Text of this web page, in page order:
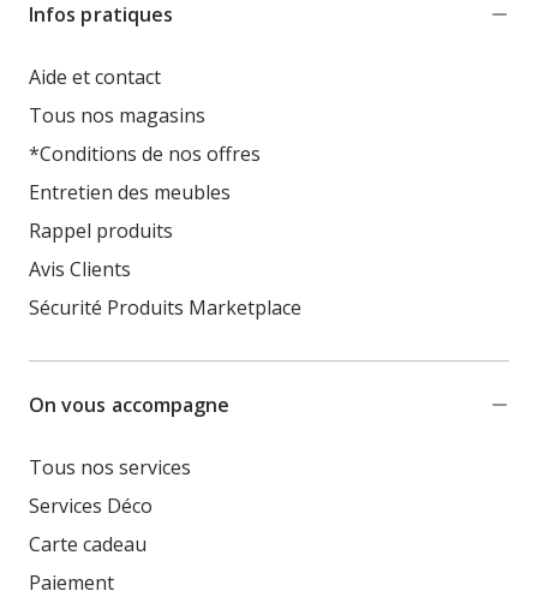
Infos pratiques
Aide et contact
Tous nos magasins
*Conditions de nos offres
Entretien des meubles
Rappel produits
Avis Clients
Sécurité Produits Marketplace
On vous accompagne
Tous nos services
Services Déco
Carte cadeau
Paiement